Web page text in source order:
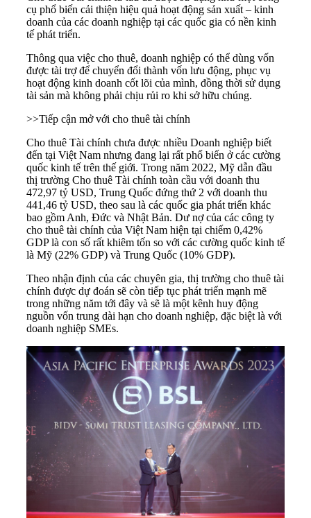
cụ phổ biến cải thiện hiệu quả hoạt động sản xuất – kinh
doanh của các doanh nghiệp tại các quốc gia có nền kinh
tế phát triển.
Thông qua việc cho thuê, doanh nghiệp có thể dùng vốn
được tài trợ để chuyển đổi thành vốn lưu động, phục vụ
hoạt động kinh doanh cốt lõi của mình, đồng thời sử dụng
tài sản mà không phải chịu rủi ro khi sở hữu chúng.
>>Tiếp cận mở với cho thuê tài chính
Cho thuê Tài chính chưa được nhiều Doanh nghiệp biết
đến tại Việt Nam nhưng đang lại rất phổ biến ở các cường
quốc kinh tế trên thế giới. Trong năm 2022, Mỹ dẫn đầu
thị trường Cho thuê Tài chính toàn cầu với doanh thu
472,97 tỷ USD, Trung Quốc đứng thứ 2 với doanh thu
441,46 tỷ USD, theo sau là các quốc gia phát triển khác
bao gồm Anh, Đức và Nhật Bản. Dư nợ của các công ty
cho thuê tài chính của Việt Nam hiện tại chiếm 0,42%
GDP là con số rất khiêm tốn so với các cường quốc kinh tế
là Mỹ (22% GDP) và Trung Quốc (10% GDP).
Theo nhận định của các chuyên gia, thị trường cho thuê tài
chính được dự đoán sẽ còn tiếp tục phát triển mạnh mẽ
trong những năm tới đây và sẽ là một kênh huy động
nguồn vốn trung dài hạn cho doanh nghiệp, đặc biệt là với
doanh nghiệp SMEs.